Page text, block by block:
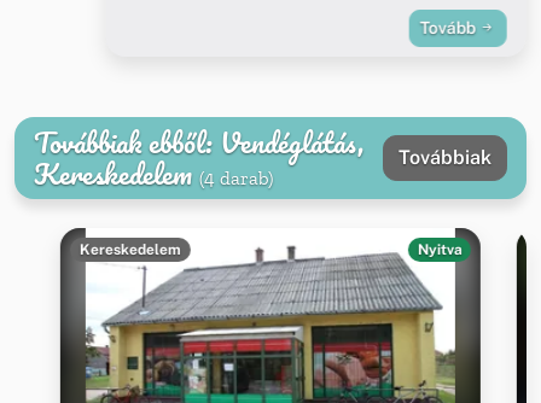
Tovább
Továbbiak ebből: Vendéglátás,
Kereskedelem (4 darab)
Továbbiak
Kereskedelem Nyitva